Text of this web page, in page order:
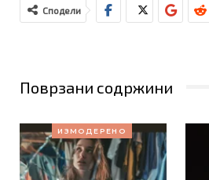
Сподели
Поврзани содржини
ИЗМОДЕРЕНО